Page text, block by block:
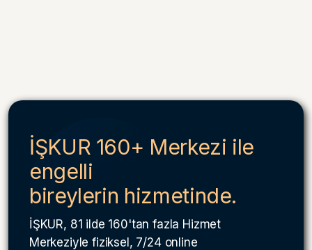
İŞKUR 160+ Merkezi ile
engelli
bireylerin hizmetinde.
İŞKUR, 81 ilde 160'tan fazla Hizmet
Merkeziyle fiziksel, 7/24 online